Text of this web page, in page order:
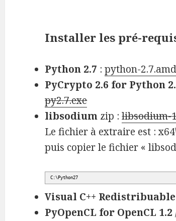
Installer les pré-
Python 2.7 :python-
PyCrypto 2.6 for Python
py2.7.exe
libsodium zip :libsodium-
Le fichier à extraire est :
puis copier le fichier «
C:\Python27
Visual C++ Redistribuable
PyOpenCL for OpenCL 1.2